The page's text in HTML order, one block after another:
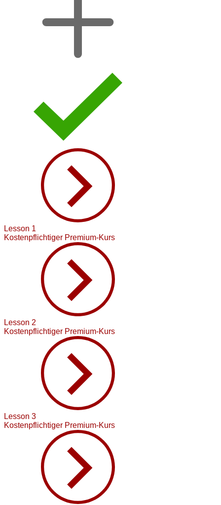
Lesson 1
Kostenpflichtiger Premium-Kurs
Lesson 2
Kostenpflichtiger Premium-Kurs
Lesson 3
Kostenpflichtiger Premium-Kurs